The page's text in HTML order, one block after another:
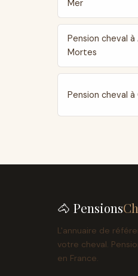
Mer
Pension cheval
Mortes
Pension cheval à
🐴 Pensions
L'annuaire de
votre cheval.
en France.